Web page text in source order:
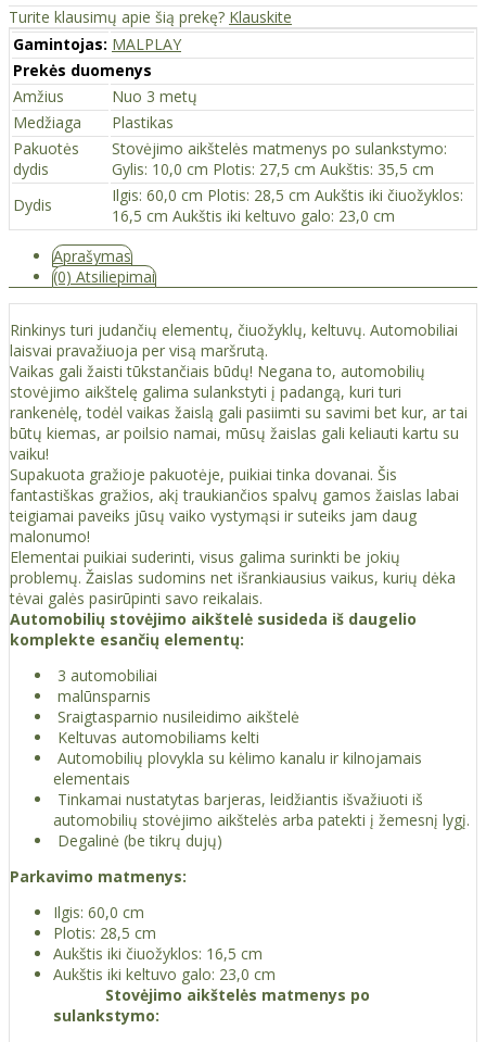
Turite klausimų apie šią prekę? Klauskite
Gamintojas: MALPLAY
Prekės duomenys
Amžius
Nuo 3 metų
Medžiaga
Plastikas
Pakuotės
dydis
Stovėjimo aikštelės matmenys po sulankstymo:
Gylis: 10,0 cm Plotis: 27,5 cm Aukštis: 35,5 cm
Dydis
Ilgis: 60,0 cm Plotis: 28,5 cm Aukštis iki čiuožyklos:
16,5 cm Aukštis iki keltuvo galo: 23,0 cm
Aprašymas
(0) Atsiliepimai
Rinkinys turi judančių elementų, čiuožyklų, keltuvų. Automobiliai
laisvai pravažiuoja per visą maršrutą.
Vaikas gali žaisti tūkstančiais būdų! Negana to, automobilių
stovėjimo aikštelę galima sulankstyti į padangą, kuri turi
rankenėlę, todėl vaikas žaislą gali pasiimti su savimi bet kur, ar tai
būtų kiemas, ar poilsio namai, mūsų žaislas gali keliauti kartu su
vaiku!
Supakuota gražioje pakuotėje, puikiai tinka dovanai. Šis
fantastiškas gražios, akį traukiančios spalvų gamos žaislas labai
teigiamai paveiks jūsų vaiko vystymąsi ir suteiks jam daug
malonumo!
Elementai puikiai suderinti, visus galima surinkti be jokių
problemų. Žaislas sudomins net išrankiausius vaikus, kurių dėka
tėvai galės pasirūpinti savo reikalais.
Automobilių stovėjimo aikštelė susideda iš daugelio
komplekte esančių elementų:
3 automobiliai
malūnsparnis
Sraigtasparnio nusileidimo aikštelė
Keltuvas automobiliams kelti
Automobilių plovykla su kėlimo kanalu ir kilnojamais
elementais
Tinkamai nustatytas barjeras, leidžiantis išvažiuoti iš
automobilių stovėjimo aikštelės arba patekti į žemesnį lygį.
Degalinė (be tikrų dujų)
Parkavimo matmenys:
Ilgis: 60,0 cm
Plotis: 28,5 cm
Aukštis iki čiuožyklos: 16,5 cm
Aukštis iki keltuvo galo: 23,0 cm
Stovėjimo aikštelės matmenys po
sulankstymo: